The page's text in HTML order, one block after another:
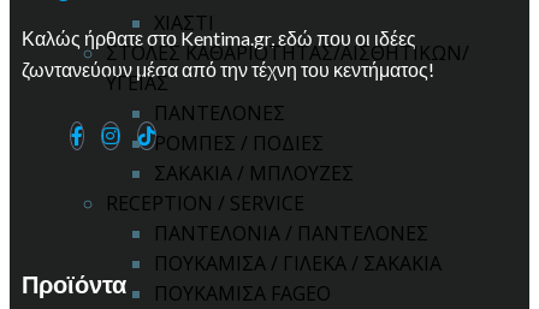
ΧΙΑΣΤΙ
ΣΤΟΛΕΣ ΚΑΘΑΡΙΟΤΗΤΑΣ/ΑΙΣΘΗΤΙΚΩΝ/
ΥΓΕΙΑΣ
ΠΑΝΤΕΛΟΝΕΣ
ΡΟΜΠΕΣ / ΠΟΔΙΕΣ
ΣΑΚΑΚΙΑ / ΜΠΛΟΥΖΕΣ
RECEPTION / SERVICE
ΠΑΝΤΕΛΟΝΙΑ / ΠΑΝΤΕΛΟΝΕΣ
ΠΟΥΚΑΜΙΣΑ / ΓΙΛΕΚΑ / ΣΑΚΑΚΙΑ
ΠΟΥΚΑΜΙΣΑ FAGEO
Καλώς ήρθατε στο Kentima.gr, εδώ που οι ιδέες
ζωντανεύουν μέσα από την τέχνη του κεντήματος!
Προϊόντα